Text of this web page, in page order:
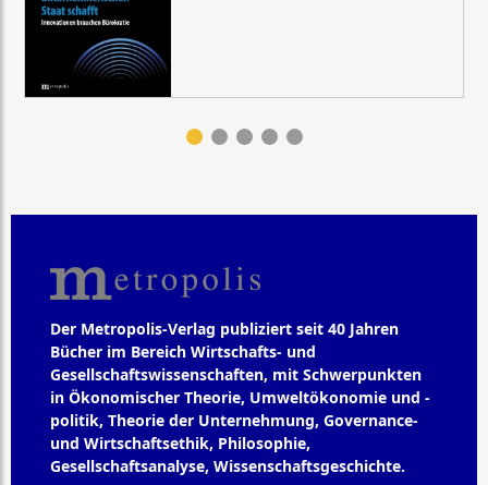
Der Metropolis-Verlag publiziert seit 40 Jahren
Bücher im Bereich Wirtschafts- und
Gesellschaftswissenschaften, mit Schwerpunkten
in Ökonomischer Theorie, Umweltökonomie und -
politik, Theorie der Unternehmung, Governance-
und Wirtschaftsethik, Philosophie,
Gesellschaftsanalyse, Wissenschaftsgeschichte.